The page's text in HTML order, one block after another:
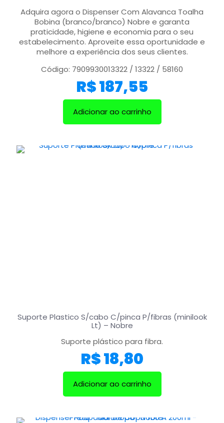
Adquira agora o Dispenser Com Alavanca Toalha
Bobina (branco/branco) Nobre e garanta
praticidade, higiene e economia para o seu
estabelecimento. Aproveite essa oportunidade e
melhore a experiência dos seus clientes.
Código: 7909930013322 / 13322 / 58160
R$187,55
Adicionar ao carrinho
Suporte Plastico S/cabo C/pinca P/fibras (minilook
Lt) – Nobre
Suporte plástico para fibra.
R$18,80
Adicionar ao carrinho